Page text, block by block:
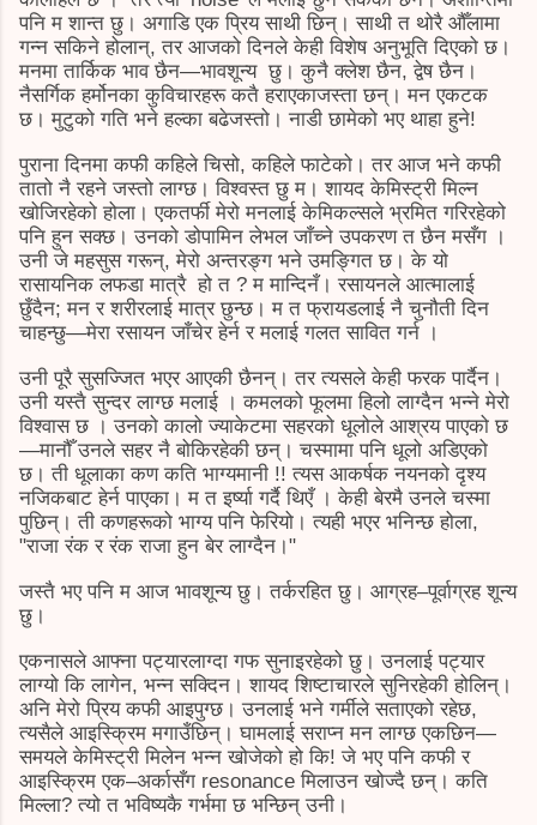
पनि म शान्त छु। अगाडि एक प्रिय साथी छिन्। साथी त थोरै औँलामा
गन्न सकिने होलान्, तर आजको दिनले केही विशेष अनुभूति दिएको छ।
मनमा तार्किक भाव छैन—भावशून्य छु। कुनै क्लेश छैन, द्वेष छैन।
नैसर्गिक हर्मोनका कुविचारहरू कतै हराएकाजस्ता छन्। मन एकटक
छ। मुटुको गति भने हल्का बढेजस्तो। नाडी छामेको भए थाहा हुने!
पुराना दिनमा कफी कहिले चिसो, कहिले फाटेको। तर आज भने कफी
तातो नै रहने जस्तो लाग्छ। विश्वस्त छु म। शायद केमिस्ट्री मिल्न
खोजिरहेको होला। एकतर्फी मेरो मनलाई केमिकल्सले भ्रमित गरिरहेको
पनि हुन सक्छ। उनको डोपामिन लेभल जाँच्ने उपकरण त छैन मसँग ।
उनी जे महसुस गरून्, मेरो अन्तरङ्ग भने उमङ्गित छ। के यो
रासायनिक लफडा मात्रै हो त ? म मान्दिनँ। रसायनले आत्मालाई
छुँदैन; मन र शरीरलाई मात्र छुन्छ। म त फ्रायडलाई नै चुनौती दिन
चाहन्छु—मेरा रसायन जाँचेर हेर्न र मलाई गलत सावित गर्न ।
उनी पूरै सुसज्जित भएर आएकी छैनन्। तर त्यसले केही फरक पार्दैन।
उनी यस्तै सुन्दर लाग्छ मलाई । कमलको फूलमा हिलो लाग्दैन भन्ने मेरो
विश्वास छ । उनको कालो ज्याकेटमा सहरको धूलोले आश्रय पाएको छ
—मानौँ उनले सहर नै बोकिरहेकी छन्। चस्मामा पनि धूलो अडिएको
छ। ती धूलाका कण कति भाग्यमानी !! त्यस आकर्षक नयनको दृश्य
नजिकबाट हेर्न पाएका। म त इर्ष्या गर्दै थिएँ । केही बेरमै उनले चस्मा
पुछिन्। ती कणहरूको भाग्य पनि फेरियो। त्यही भएर भनिन्छ होला,
"राजा रंक र रंक राजा हुन बेर लाग्दैन।"
जस्तै भए पनि म आज भावशून्य छु। तर्करहित छु। आग्रह–पूर्वाग्रह शून्य
छु।
एकनासले आफ्ना पट्यारलाग्दा गफ सुनाइरहेको छु। उनलाई पट्यार
लाग्यो कि लागेन, भन्न सक्दिन। शायद शिष्टाचारले सुनिरहेकी होलिन्।
अनि मेरो प्रिय कफी आइपुग्छ। उनलाई भने गर्मीले सताएको रहेछ,
त्यसैले आइस्क्रिम मगाउँछिन्। घामलाई सराप्न मन लाग्छ एकछिन—
समयले केमिस्ट्री मिलेन भन्न खोजेको हो कि! जे भए पनि कफी र
आइस्क्रिम एक–अर्कासँग resonance मिलाउन खोज्दै छन्। कति
मिल्ला? त्यो त भविष्यकै गर्भमा छ भन्छिन् उनी।